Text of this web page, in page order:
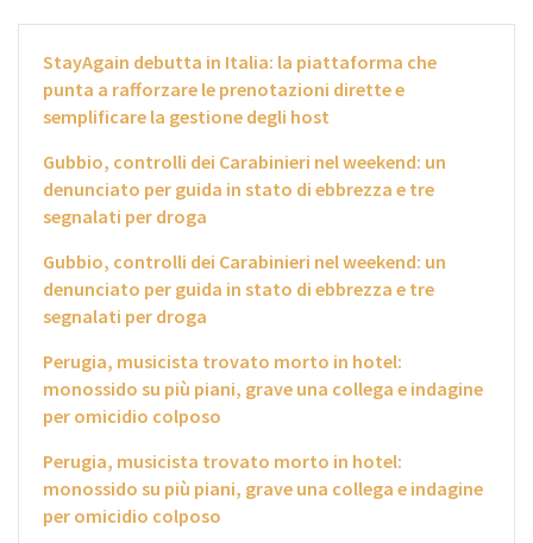
StayAgain debutta in Italia: la piattaforma che
punta a rafforzare le prenotazioni dirette e
semplificare la gestione degli host
Gubbio, controlli dei Carabinieri nel weekend: un
denunciato per guida in stato di ebbrezza e tre
segnalati per droga
Gubbio, controlli dei Carabinieri nel weekend: un
denunciato per guida in stato di ebbrezza e tre
segnalati per droga
Perugia, musicista trovato morto in hotel:
monossido su più piani, grave una collega e indagine
per omicidio colposo
Perugia, musicista trovato morto in hotel:
monossido su più piani, grave una collega e indagine
per omicidio colposo